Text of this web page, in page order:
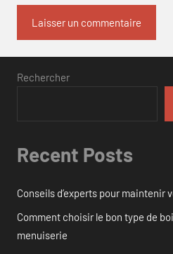
Rechercher
Recent Posts
Conseils d’experts pour maintenir
Comment choisir le bon type de
menuiserie